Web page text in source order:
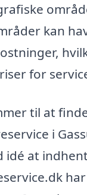
kan
for
til at
i
idé at